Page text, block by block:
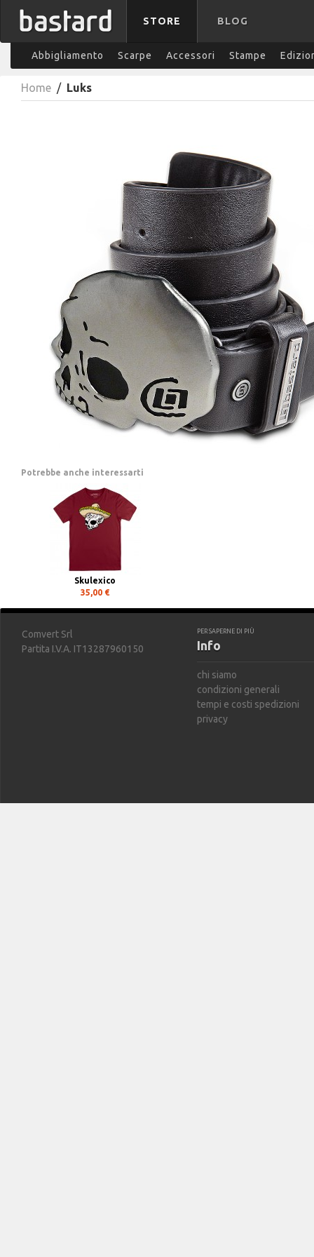
STORE BLOG
Abbigliamento Scarpe Accessori Stampe
Home / Luks
Potrebbe anche interessarti
Skulexico
35,00 €
Comvert Srl
Partita I.V.A. IT13287960150
PER SAPERNE DI PIÙ
Info
chi siamo
condizioni generali
tempi e costi spedizioni
privacy